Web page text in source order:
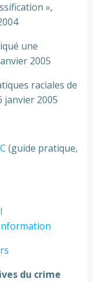
»,
une
2005
raciales de
janvier 2005
(guide pratique,
du crime